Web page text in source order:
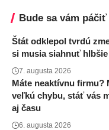
Bude sa vám páčiť
Štát odklepol tvrdú
si musia siahnuť
7. augusta 2026
Máte neaktívnu firmu?
veľkú chybu, stáť vás
aj času
6. augusta 2026